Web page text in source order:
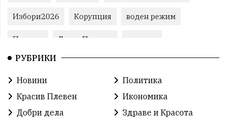
Избори2026 Корупция воден режим
Пожари ЛетниПожари
ОбластПлевен
Красив Плевен МВР
благотворителност Илияна Йотова
РУБРИКИ
Новини
Политика
Красив Плевен
Икономика
Добри дела
Здраве и Красота